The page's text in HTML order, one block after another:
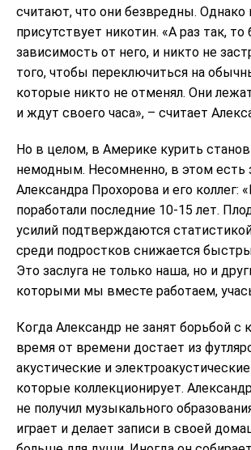
считают, что они безвредны. Однако
присутствует никотин. «А раз так, то
зависимость от него, и никто не
того, чтобы переключиться на
которые никто не отменял. Они
и ждут своего часа», – считает
Но в целом, в Америке курить
немодным. Несомненно, в этом есть
Александра Прохорова и его коллег:
поработали последние 10-15 лет.
усилий подтверждаются
среди подростков снижается
Это заслуга не только наша, но и
которыми мы вместе работаем, учась
Когда Александр не занят борьбой с
время от времени достает из
акустические и
которые коллекционирует.
не получил музыкального
играет и делает записи в своей